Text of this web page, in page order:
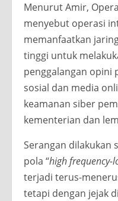
Menurut Amir,
menyebut operasi
memanfaatkan
tinggi untuk
penggalangan opini
sosial dan media
keamanan siber
kementerian dan
Serangan dilakukan
pola “high frequency-
terjadi terus-
tetapi dengan jejak